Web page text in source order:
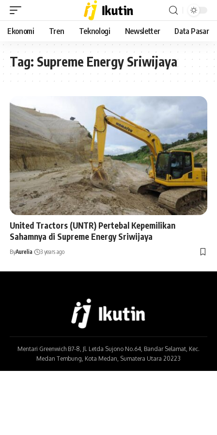
Ekonomi Tren Teknologi Newsletter Data Pasar
Tag: Supreme Energy Sriwijaya
United Tractors (UNTR) Pertebal Kepemilikan
Sahamnya di Supreme Energy Sriwijaya
ByAurelia 3 years ago
Mentari Greenwich B7-8, Jl. Letda Sujono No.64, Bandar Selamat, Kec.
Medan Tembung, Kota Medan, Sumatera Utara 20223